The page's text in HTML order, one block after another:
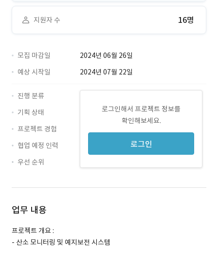
지원자 수 16명
모집 마감일
2024년 06월 26일
예상 시작일
2024년 07월 22일
로그인해서 프로젝트 정보를
확인해보세요.
로그인
진행 분류
기획 상태
프로젝트 경험
협업 예정 인력
우선 순위
업무 내용
프로젝트 개요 :
- 산소 모니터링 및 예지보전 시스템